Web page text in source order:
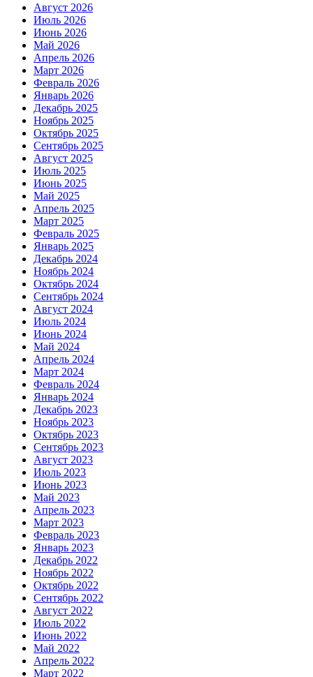
Август 2026
Июль 2026
Июнь 2026
Май 2026
Апрель 2026
Март 2026
Февраль 2026
Январь 2026
Декабрь 2025
Ноябрь 2025
Октябрь 2025
Сентябрь 2025
Август 2025
Июль 2025
Июнь 2025
Май 2025
Апрель 2025
Март 2025
Февраль 2025
Январь 2025
Декабрь 2024
Ноябрь 2024
Октябрь 2024
Сентябрь 2024
Август 2024
Июль 2024
Июнь 2024
Май 2024
Апрель 2024
Март 2024
Февраль 2024
Январь 2024
Декабрь 2023
Ноябрь 2023
Октябрь 2023
Сентябрь 2023
Август 2023
Июль 2023
Июнь 2023
Май 2023
Апрель 2023
Март 2023
Февраль 2023
Январь 2023
Декабрь 2022
Ноябрь 2022
Октябрь 2022
Сентябрь 2022
Август 2022
Июль 2022
Июнь 2022
Май 2022
Апрель 2022
Март 2022